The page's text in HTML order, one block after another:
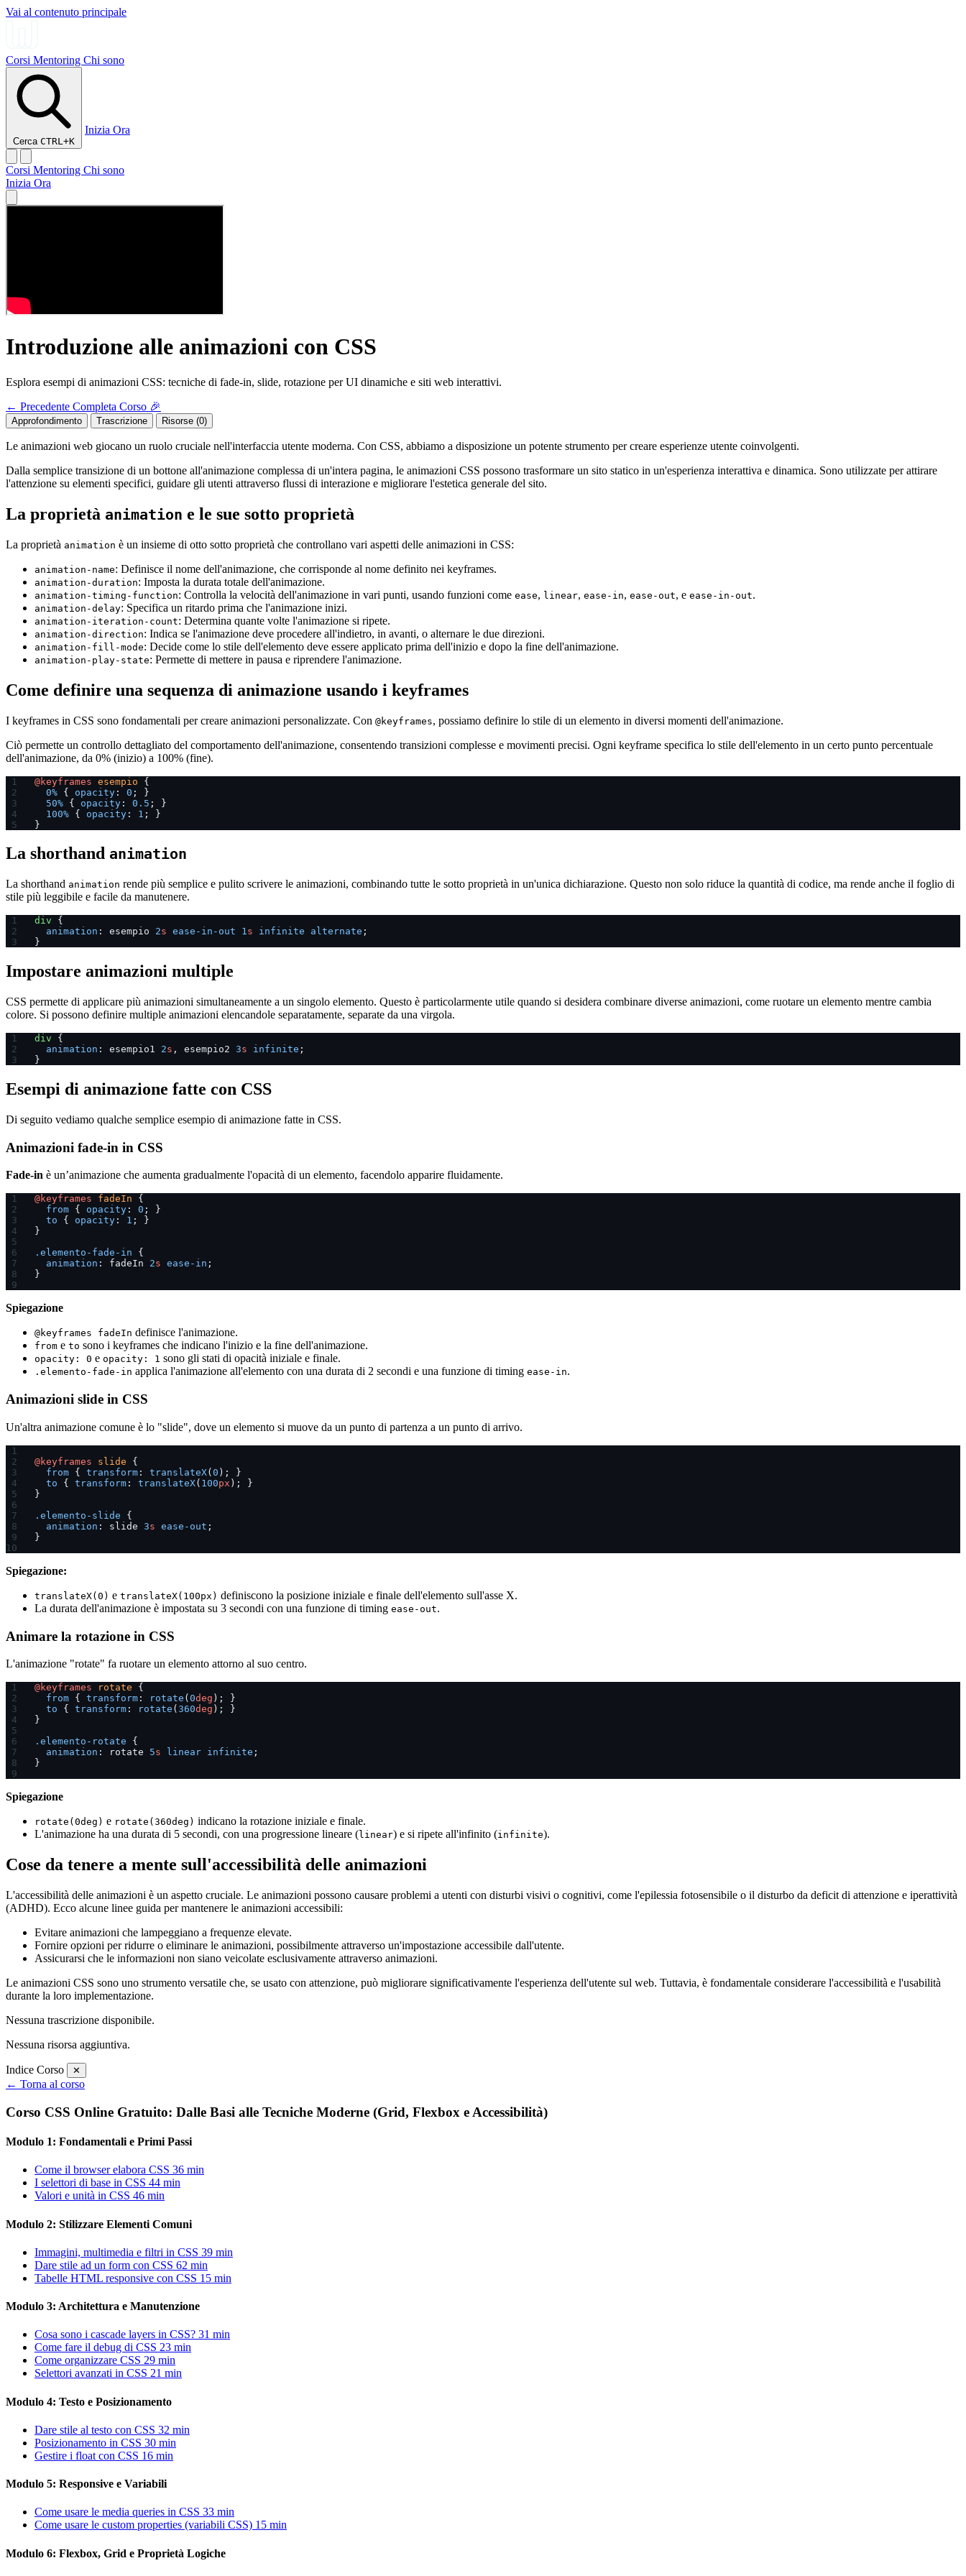
Vai al contenuto principale
Corsi Mentoring Chi sono
Cerca CTRL+K
Inizia Ora
Corsi Mentoring Chi sono
Inizia Ora
Introduzione alle animazioni con CSS
Esplora esempi di animazioni CSS: tecniche di fade-in, slide, rotazione per UI dinamiche e siti web interattivi.
← Precedente Completa Corso 🎉
Approfondimento Trascrizione Risorse (0)
Le animazioni web giocano un ruolo cruciale nell'interfaccia utente moderna. Con CSS, abbiamo a disposizione un potente strumento per creare esperienze utente coinvolgenti.
Dalla semplice transizione di un bottone all'animazione complessa di un'intera pagina, le animazioni CSS possono trasformare un sito statico in un'esperienza interattiva e dinamica. Sono utilizzate per attirare
l'attenzione su elementi specifici, guidare gli utenti attraverso flussi di interazione e migliorare l'estetica generale del sito.
La proprietà animation e le sue sotto proprietà
La proprietà animation è un insieme di otto sotto proprietà che controllano vari aspetti delle animazioni in CSS:
animation-name: Definisce il nome dell'animazione, che corrisponde al nome definito nei keyframes.
animation-duration: Imposta la durata totale dell'animazione.
animation-timing-function: Controlla la velocità dell'animazione in vari punti, usando funzioni come ease, linear, ease-in, ease-out, e ease-in-out.
animation-delay: Specifica un ritardo prima che l'animazione inizi.
animation-iteration-count: Determina quante volte l'animazione si ripete.
animation-direction: Indica se l'animazione deve procedere all'indietro, in avanti, o alternare le due direzioni.
animation-fill-mode: Decide come lo stile dell'elemento deve essere applicato prima dell'inizio e dopo la fine dell'animazione.
animation-play-state: Permette di mettere in pausa e riprendere l'animazione.
Come definire una sequenza di animazione usando i keyframes
I keyframes in CSS sono fondamentali per creare animazioni personalizzate. Con @keyframes, possiamo definire lo stile di un elemento in diversi momenti dell'animazione.
Ciò permette un controllo dettagliato del comportamento dell'animazione, consentendo transizioni complesse e movimenti precisi. Ogni keyframe specifica lo stile dell'elemento in un certo punto percentuale
dell'animazione, da 0% (inizio) a 100% (fine).
@keyframes esempio {
  0%
{ opacity : 0 ; }
  50%
{ opacity : 0.5 ; }
  100%
{ opacity : 1 ; }
}
La shorthand animation
La shorthand animation rende più semplice e pulito scrivere le animazioni, combinando tutte le sotto proprietà in un'unica dichiarazione. Questo non solo riduce la quantità di codice, ma rende anche il foglio di
stile più leggibile e facile da manutenere.
div {
  animation
: esempio 2s ease-in-out 1s infinite alternate ;
}
Impostare animazioni multiple
CSS permette di applicare più animazioni simultaneamente a un singolo elemento. Questo è particolarmente utile quando si desidera combinare diverse animazioni, come ruotare un elemento mentre cambia
colore. Si possono definire multiple animazioni elencandole separatamente, separate da una virgola.
div {
  animation
: esempio1 2s , esempio2 3s infinite ;
}
Esempi di animazione fatte con CSS
Di seguito vediamo qualche semplice esempio di animazione fatte in CSS.
Animazioni fade-in in CSS
Fade-in è un’animazione che aumenta gradualmente l'opacità di un elemento, facendolo apparire fluidamente.
@keyframes fadeIn {
  from
{ opacity : 0 ; }
  to
{ opacity : 1 ; }
}
.elemento-fade-in {
  animation
: fadeIn 2s ease-in ;
}
Spiegazione
@keyframes fadeIn definisce l'animazione.
from e to sono i keyframes che indicano l'inizio e la fine dell'animazione.
opacity: 0 e opacity: 1 sono gli stati di opacità iniziale e finale.
.elemento-fade-in applica l'animazione all'elemento con una durata di 2 secondi e una funzione di timing ease-in.
Animazioni slide in CSS
Un'altra animazione comune è lo "slide", dove un elemento si muove da un punto di partenza a un punto di arrivo.
@keyframes slide {
  from
{ transform : translateX( 0 ); }
  to
{ transform : translateX( 100px ); }
}
.elemento-slide {
  animation
: slide 3s ease-out ;
}
Spiegazione:
translateX(0) e translateX(100px) definiscono la posizione iniziale e finale dell'elemento sull'asse X.
La durata dell'animazione è impostata su 3 secondi con una funzione di timing ease-out.
Animare la rotazione in CSS
L'animazione "rotate" fa ruotare un elemento attorno al suo centro.
@keyframes rotate {
  from
{ transform : rotate ( 0deg ); }
  to
{ transform : rotate ( 360deg ); }
}
.elemento-rotate {
  animation
: rotate 5s linear infinite ;
}
Spiegazione
rotate(0deg) e rotate(360deg) indicano la rotazione iniziale e finale.
L'animazione ha una durata di 5 secondi, con una progressione lineare (linear) e si ripete all'infinito (infinite).
Cose da tenere a mente sull'accessibilità delle animazioni
L'accessibilità delle animazioni è un aspetto cruciale. Le animazioni possono causare problemi a utenti con disturbi visivi o cognitivi, come l'epilessia fotosensibile o il disturbo da deficit di attenzione e iperattività
(ADHD). Ecco alcune linee guida per mantenere le animazioni accessibili:
Evitare animazioni che lampeggiano a frequenze elevate.
Fornire opzioni per ridurre o eliminare le animazioni, possibilmente attraverso un'impostazione accessibile dall'utente.
Assicurarsi che le informazioni non siano veicolate esclusivamente attraverso animazioni.
Le animazioni CSS sono uno strumento versatile che, se usato con attenzione, può migliorare significativamente l'esperienza dell'utente sul web. Tuttavia, è fondamentale considerare l'accessibilità e l'usabilità
durante la loro implementazione.
Nessuna trascrizione disponibile.
Nessuna risorsa aggiuntiva.
Indice Corso ✕
← Torna al corso
Corso CSS Online Gratuito: Dalle Basi alle Tecniche Moderne (Grid, Flexbox e Accessibilità)
Modulo 1: Fondamentali e Primi Passi
Come il browser elabora CSS 36 min
I selettori di base in CSS 44 min
Valori e unità in CSS 46 min
Modulo 2: Stilizzare Elementi Comuni
Immagini, multimedia e filtri in CSS 39 min
Dare stile ad un form con CSS 62 min
Tabelle HTML responsive con CSS 15 min
Modulo 3: Architettura e Manutenzione
Cosa sono i cascade layers in CSS? 31 min
Come fare il debug di CSS 23 min
Come organizzare CSS 29 min
Selettori avanzati in CSS 21 min
Modulo 4: Testo e Posizionamento
Dare stile al testo con CSS 32 min
Posizionamento in CSS 30 min
Gestire i float con CSS 16 min
Modulo 5: Responsive e Variabili
Come usare le media queries in CSS 33 min
Come usare le custom properties (variabili CSS) 15 min
Modulo 6: Flexbox, Grid e Proprietà Logiche